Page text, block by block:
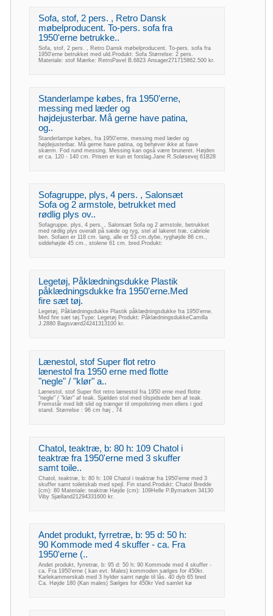
Sofa, stof, 2 pers. , Retro Dansk
møbelproducent. To-pers. sofa fra
1950'erne betrukke..
Sofa, stof, 2 pers. , Retro Dansk møbelproducent. To-pers. sofa fra
1950'erne betrukket med uld.Produkt: Sofa Størrelse: 2 pers.
Materiale: stof Mærke: RetroPavel B.6823 Ansager271715862.500 kr.
Standerlampe købes, fra 1950'erne,
messing med læder og
højdejusterbar. Må gerne have patina,
og..
Standerlampe købes, fra 1950'erne, messing med læder og
højdejusterbar. Må gerne have patina, og behøver ikke at have
skærm. Fod rund messing. Messing kan også være bruneret. Højden
er ca. 120 - 140 cm. Prisen er kun et forslag.Jane R.Soløsevej 61B28
Sofagruppe, plys, 4 pers. , Salonsæt
Sofa og 2 armstole, betrukket med
rødlig plys ov..
Sofagruppe, plys, 4 pers. , Salonsæt Sofa og 2 armstole, betrukket
med rødlig plys overalt på sæde og ryg, stel af lakeret træ, cabriole
ben. Sofaen er 118 cm. lang, alle er 53 cm.dybe, ryghøjde 86 cm.,
siddehøjde 45 cm., stolene 61 cm. bred.Produkt:
Legetøj, Påklædningsdukke Plastik
påklædningsdukke fra 1950'erne.Med
fire sæt tøj.
Legetøj, Påklædningsdukke Plastik påklædningsdukke fra 1950'erne.
Med fire sæt tøj.Type: Legetøj Produkt: PåklædningsdukkeCamilla
J.2880 Bagsværd24241313100 kr.
Lænestol, stof Super flot retro
lænestol fra 1950 erne med flotte
"negle" / "klør" a..
Lænestol, stof Super flot retro lænestol fra 1950 erne med flotte
"negle" / "klør" af teak. Sjælden stol med tilspidsede ben af teak.
Fremstår med lidt slid og trænger til ompolstring men ellers i god
stand. Størrelse : 96 cm høj , 74
Chatol, teaktræ, b: 80 h: 109 Chatol i
teaktræ fra 1950'erne med 3 skuffer
samt toile..
Chatol, teaktræ, b: 80 h: 109 Chatol i teaktræ fra 1950'erne med 3
skuffer samt toiletskab med spejl. Fin stand.Produkt: Chatol Bredde
(cm): 80 Materiale: teaktræ Højde (cm): 109Helle P.Bymarken 34130
Viby Sjælland21294331600 kr.
Andet produkt, fyrretræ, b: 95 d: 50 h:
90 Kommode med 4 skuffer - ca. Fra
1950'erne (..
Andet produkt, fyrretræ, b: 95 d: 50 h: 90 Kommode med 4 skuffer -
ca. Fra 1950'erne ( kan evt. Males) kommoden sælges for 450kr.
Karlekammerskab med 3 hylder samt nøgle til lås. 40 dyb 65 bred
Ca. Højde 180 (Kan males) Sælges for 450kr Ved samlet kø